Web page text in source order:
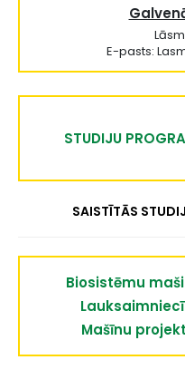
E-pasts:
STUDIJU
SAISTĪTĀS
Biosistēmu
Mašīnu